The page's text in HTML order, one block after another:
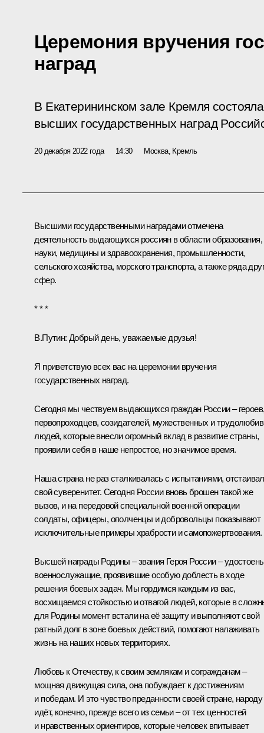
Церемония вручения
наград
В Екатерининском зале Кремля
высших государственных наград
20 декабря 2022 года 14:30 Москва, Кремль
Высшими государственными наградами отмечена
деятельность выдающихся россиян в области образования,
науки, медицины и здравоохранения, промышленности,
сельского хозяйства, морского транспорта, а также ряда
сфер.
* * *
В.Путин: Добрый день, уважаемые друзья!
Я приветствую всех вас на церемонии вручения
государственных наград.
Сегодня мы чествуем выдающихся граждан России –
первопроходцев, созидателей, мужественных и
людей, которые внесли огромный вклад в развитие страны,
проявили себя в наше непростое, но значимое время.
Наша страна не раз сталкивалась с испытаниями,
свой суверенитет. Сегодня России вновь брошен такой же
вызов, и на передовой специальной военной операции
солдаты, офицеры, ополченцы и добровольцы показывают
исключительные примеры храбрости и самопожертвования.
Высшей награды Родины – звания Героя России –
военнослужащие, проявившие особую доблесть в ходе
решения боевых задач. Мы гордимся каждым из вас,
восхищаемся стойкостью и отвагой людей, которые в
для Родины момент встали на её защиту и выполняют свой
ратный долг в зоне боевых действий, помогают налаживать
жизнь на наших новых территориях.
Любовь к Отечеству, к своим землякам и согражданам –
мощная движущая сила, она побуждает к достижениям
и победам. И это чувство преданности своей стране, народу
идёт, конечно, прежде всего из семьи – от тех ценностей
и нравственных ориентиров, которые человек впитывает